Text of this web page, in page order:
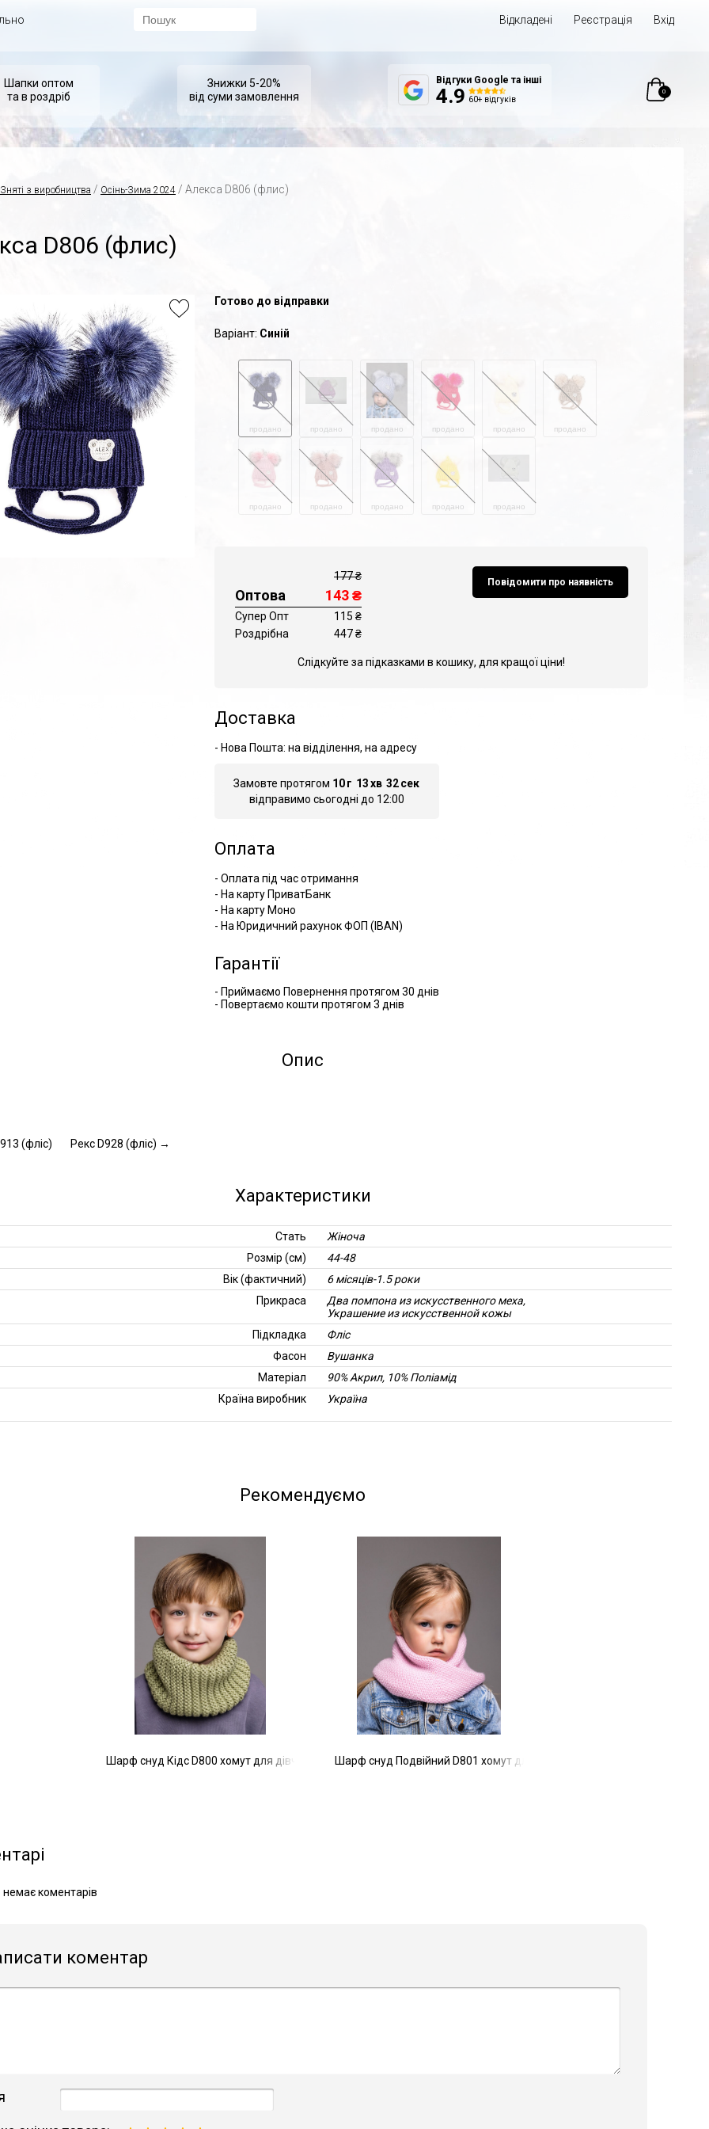
Відкладені Реєстрація Вхід
Шапки оптом
та в роздріб
Знижки 5-20%
від суми замовлення
Відгуки Google та інші
0
Зняті з виробництва / Осінь-Зима 2024 / Алекса D806 (флис)
D806 (флис)
Готово до відправки
Варіант: Синій
продано продано продано продано продано продано
продано продано продано продано продано
Повідомити про наявність
177₴
Оптова 143₴
Супер Опт
115 ₴
Роздрібна
447₴
Слідкуйте за підказками в кошику, для кращої ціни!
Доставка
- Нова Пошта: на відділення, на адресу
Замовте протягом 10 г 13хв 31 сек
відправимо сьогодні до 12:00
Оплата
- Оплата під час отримання
- На карту ПриватБанк
- На карту Моно
- На Юридичний рахунок ФОП (IBAN)
Гарантії
- Приймаємо Повернення протягом 30 днів
- Повертаємо кошти протягом 3 днів
Опис
(фліс) Рекс D928 (фліс) →
Характеристики
Стать
Жіноча
Розмір (см)
44-48
Вік (фактичний)
6 місяців-1.5 роки
Прикраса
Два помпона из искусственного меха,
Украшение из искусственной кожы
Підкладка
Фліс
Фасон
Вушанка
Матеріал
90% Акрил, 10% Поліамід
Країна виробник
Україна
Рекомендуємо
Шарф снуд Кідс D800 хомут для дівчинки та хлопчика 20х17 см дитячий зимовий теплий шарфик на шию в'язаний
Шарф снуд Подвійний D801 хомут для дівчинки та хлопчика 25х17
коментарів
коментар